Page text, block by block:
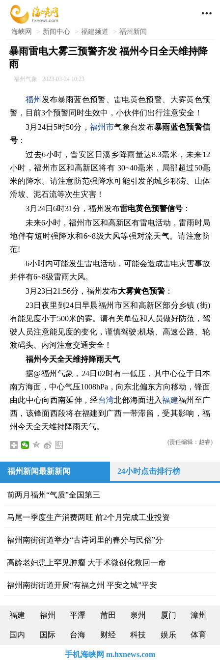

海峡网 > 新闻中心 > 福建频道 > 福州新闻
暴雨雷电大雾三预警齐发 福州今日全天维持降
雨
福州气象 2023-03-24 10:23
福州 发布暴雨蓝色预警、雷电黄色预警、大雾黄色预
警，目前3个预警同时生效中，小伙伴们出行注意安全！
3月24日5时50分，福州市气象台发布暴雨蓝色预警信
号 ：
过去6小时，晋安区日溪乡降雨量达8.3毫米，未来12
小时，福州市区和高新区将有 30~40毫米，局部超过50毫
米的降水。请注意防范强降水可能引发的城乡积涝、山体
滑坡、泥石流等次生灾害！
3月24日6时31分，福州发布雷电黄色预警信号 ：
未来6小时，福州市区和高新区有雷电活动，雷雨时局
地伴有短时强降水和6~8级大风等强对流天气。请注意防
范!
6小时内可能发生雷电活动，可能会造成雷电灾害事故
并伴有6~8级雷雨大风。
3月23日21:56分，福州发布大雾黄色预警 ：
23日夜里到24日早晨福州市区和高新区部分乡镇 (街)
有能见度小于500米的雾。请有关单位和人员做好防范，驾
驶人员注意能见度的变化，谨慎驾驶;机场、高速公路、轮
渡码头、内河注意交通安全！
福州今天全天维持降雨天气
据@福州气象，24日02时有一低压，其中心位于日本
南方海面，中心气压1008hPa，向东北偏东方向移动，锋面
由此中心向西南延伸，经台湾北部海面进入福建福州至广
西，该锋面西段将在福建到广西一带滞留，受其影响，福
州今天全天维持降雨天气。
(责任编辑：赵睿)
福州新闻最新新闻 24小时点击排行榜
前两月福州“气质”全国第三
马尾一季度生产消费两旺 前2个月完成工业投资
福州南街街道举办“古诗词里的春分与民俗”分
高龄老妇患上罕见肿瘤 大手术微创化救回一命
福州南街街道开展“有福之州 平安之城”平安
福建 福州 平潭 莆田 泉州 厦门 漳州
国内 国际 台海 财经 科技 娱乐 体育
手机海峡网 m.hxnews.com